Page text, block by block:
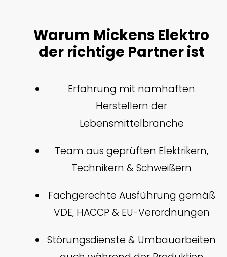
Warum Mickens Elektro
der richtige Partner ist
Erfahrung mit namhaften
Herstellern der
Lebensmittelbranche
Team aus geprüften Elektrikern,
Technikern & Schweißern
Fachgerechte Ausführung gemäß
VDE, HACCP & EU-Verordnungen
Störungsdienste & Umbauarbeiten